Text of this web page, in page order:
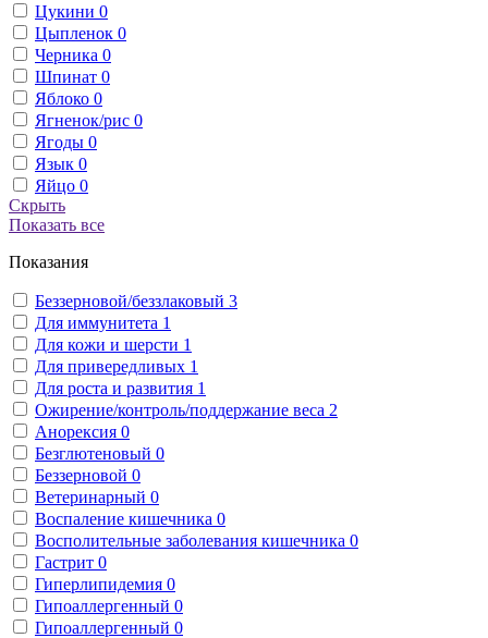
Цукини 0
Цыпленок 0
Черника 0
Шпинат 0
Яблоко 0
Ягненок/рис 0
Ягоды 0
Язык 0
Яйцо 0
Скрыть
Показать все
Показания
Беззерновой/беззлаковый 3
Для иммунитета 1
Для кожи и шерсти 1
Для привередливых 1
Для роста и развития 1
Ожирение/контроль/поддержание веса 2
Анорексия 0
Безглютеновый 0
Беззерновой 0
Ветеринарный 0
Воспаление кишечника 0
Восполительные заболевания кишечника 0
Гастрит 0
Гиперлипидемия 0
Гипоаллергенный 0
Гипоаллергенный 0